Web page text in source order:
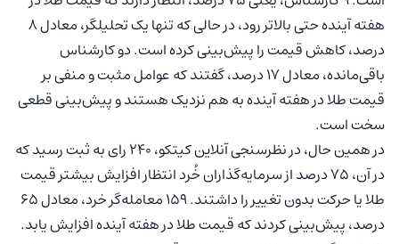
هفته آینده حتی بالاتر رود، در حالی که تنها یک تحلیلگر، معادل ۸
درصد، کاهش قیمت را پیش‌بینی کرده است. دو کارشناس
باقی‌مانده، معادل ۱۷ درصد، گفتند که عوامل مثبت و منفی بر
قیمت طلا در هفته آینده به هم نزدیک هستند و پیش‌بینی قطعی
سخت است.
در همین حال، در نظرسنجی آنلاین کیتکو، ۲۴۰ رای به ثبت رسید که
در آن، ۷۵ درصد از سرمایه‌گذاران خُرد انتظار افزایش بیشتر قیمت
طلا یا حرکت بدون تغییر را داشتند. ۱۵۹ معامله‌گر خرد، معادل ۶۵
درصد، پیش‌بینی کردند که قیمت طلا در هفته آینده افزایش یابد.